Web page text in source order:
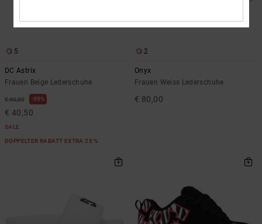
5
DC Astrix
Frauen Beige Lederschuhe
€ 90,00 55%
€ 40,50
SALE
DOPPELTER RABATT EXTRA 25 %
2
Onyx
Frauen Weiss Lederschuhe
€ 80,00